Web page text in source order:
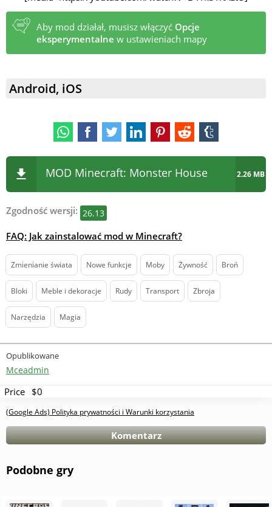
Aby mod działał, musisz włączyć Opcje
eksperymentalne w ustawieniach mapy
Android, iOS
MOD Minecraft: Monster House 2.26 MB
Zgodność wersji: 26.13
FAQ: Jak zainstalować mod w Minecraft?
Zmienianie świata Nowe funkcje Moby Żywność Broń
Bloki Meble i dekoracje Rudy Transport Zbroja
Narzędzia Magia
Opublikowane
Mceadmin
Price $0
(Google Ads) Polityka prywatności i Warunki korzystania
Komentarz
Podobne gry